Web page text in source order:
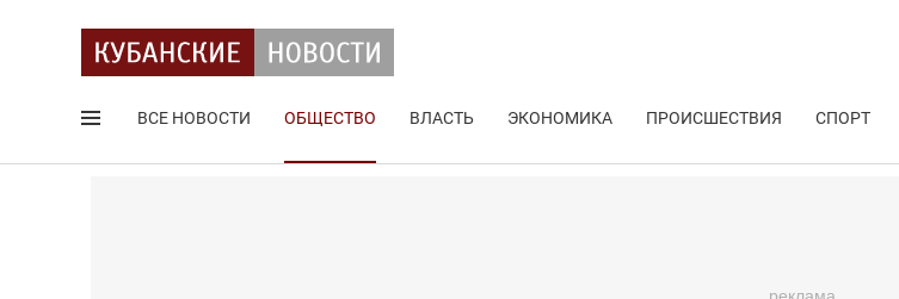
ВСЕ НОВОСТИ ОБЩЕСТВО ВЛАСТЬ ЭКОНОМИКА ПРОИСШЕСТВИЯ СПОРТ